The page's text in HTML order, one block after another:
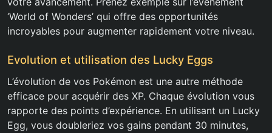
‘World of Wonders’ qui offre des opportunités
incroyables pour augmenter rapidement votre niveau.
Evolution et utilisation des Lucky Eggs
L’évolution de vos Pokémon est une autre méthode
efficace pour acquérir des XP. Chaque évolution vous
rapporte des points d’expérience. En utilisant un Lucky
Egg, vous doubleriez vos gains pendant 30 minutes,